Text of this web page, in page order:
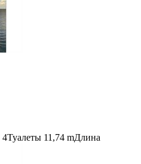
4Туалеты 11,74 mДлина